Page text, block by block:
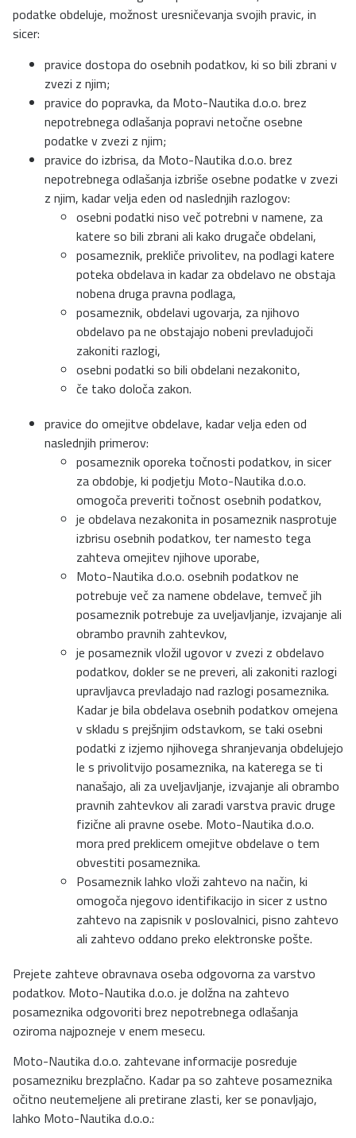
podatke obdeluje, možnost uresničevanja svojih pravic, in
sicer:
pravice dostopa do osebnih podatkov, ki so bili zbrani v
zvezi z njim;
pravice do popravka, da Moto-Nautika d.o.o. brez
nepotrebnega odlašanja popravi netočne osebne
podatke v zvezi z njim;
pravice do izbrisa, da Moto-Nautika d.o.o. brez
nepotrebnega odlašanja izbriše osebne podatke v zvezi
z njim, kadar velja eden od naslednjih razlogov:
osebni podatki niso več potrebni v namene, za
katere so bili zbrani ali kako drugače obdelani,
posameznik, prekliče privolitev, na podlagi katere
poteka obdelava in kadar za obdelavo ne obstaja
nobena druga pravna podlaga,
posameznik, obdelavi ugovarja, za njihovo
obdelavo pa ne obstajajo nobeni prevladujoči
zakoniti razlogi,
osebni podatki so bili obdelani nezakonito,
če tako določa zakon.
pravice do omejitve obdelave, kadar velja eden od
naslednjih primerov:
posameznik oporeka točnosti podatkov, in sicer
za obdobje, ki podjetju Moto-Nautika d.o.o.
omogoča preveriti točnost osebnih podatkov,
je obdelava nezakonita in posameznik nasprotuje
izbrisu osebnih podatkov, ter namesto tega
zahteva omejitev njihove uporabe,
Moto-Nautika d.o.o. osebnih podatkov ne
potrebuje več za namene obdelave, temveč jih
posameznik potrebuje za uveljavljanje, izvajanje ali
obrambo pravnih zahtevkov,
je posameznik vložil ugovor v zvezi z obdelavo
podatkov, dokler se ne preveri, ali zakoniti razlogi
upravljavca prevladajo nad razlogi posameznika.
Kadar je bila obdelava osebnih podatkov omejena
v skladu s prejšnjim odstavkom, se taki osebni
podatki z izjemo njihovega shranjevanja obdelujejo
le s privolitvijo posameznika, na katerega se ti
nanašajo, ali za uveljavljanje, izvajanje ali obrambo
pravnih zahtevkov ali zaradi varstva pravic druge
fizične ali pravne osebe. Moto-Nautika d.o.o.
mora pred preklicem omejitve obdelave o tem
obvestiti posameznika.
Posameznik lahko vloži zahtevo na način, ki
omogoča njegovo identifikacijo in sicer z ustno
zahtevo na zapisnik v poslovalnici, pisno zahtevo
ali zahtevo oddano preko elektronske pošte.
Prejete zahteve obravnava oseba odgovorna za varstvo
podatkov. Moto-Nautika d.o.o. je dolžna na zahtevo
posameznika odgovoriti brez nepotrebnega odlašanja
oziroma najpozneje v enem mesecu.
Moto-Nautika d.o.o. zahtevane informacije posreduje
posamezniku brezplačno. Kadar pa so zahteve posameznika
očitno neutemeljene ali pretirane zlasti, ker se ponavljajo,
lahko Moto-Nautika d.o.o.: